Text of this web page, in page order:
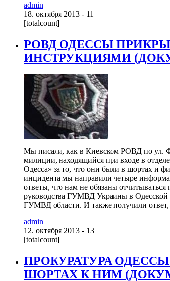
admin
18. октября 2013 - 11
[totalcount]
РОВД ОДЕССЫ
ИНСТРУКЦИЯМИ
Мы писали, как в Киевском РОВД по ул.
милиции, находящийся при входе в
Одесса» за то, что они были в шортах и
инцидента мы направили четыре
ответы, что нам не обязаны
руководства ГУМВД Украины в Одесской
ГУМВД области. И также получили
admin
12. октября 2013 - 13
[totalcount]
ПРОКУРАТУРА
ШОРТАХ К НИМ